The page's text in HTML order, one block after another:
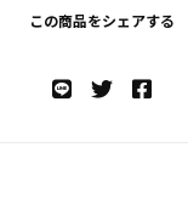
この商品をシェアする